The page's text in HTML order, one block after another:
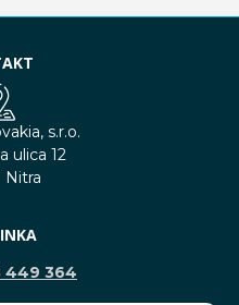
s.r.o.
ulica 12
Nitra
449 364